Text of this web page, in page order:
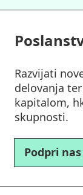
Razvijati
delovanja
kapitalom,
skupnosti.
Podpri